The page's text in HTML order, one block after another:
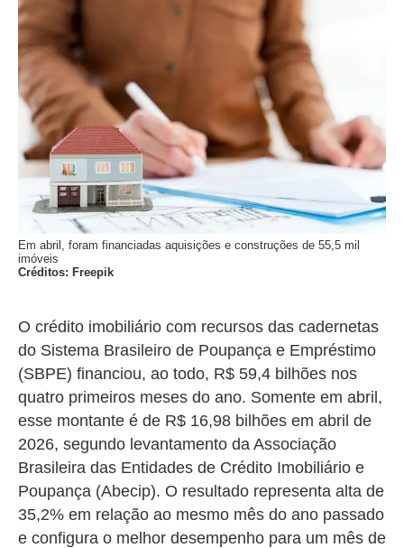
Em abril, foram financiadas aquisições e construções de 55,5 mil
imóveis
Créditos: Freepik
O crédito imobiliário com recursos das cadernetas
do Sistema Brasileiro de Poupança e Empréstimo
(SBPE) financiou, ao todo, R$ 59,4 bilhões nos
quatro primeiros meses do ano. Somente em abril,
esse montante é de R$ 16,98 bilhões em abril de
2026, segundo levantamento da Associação
Brasileira das Entidades de Crédito Imobiliário e
Poupança (Abecip). O resultado representa alta de
35,2% em relação ao mesmo mês do ano passado
e configura o melhor desempenho para um mês de